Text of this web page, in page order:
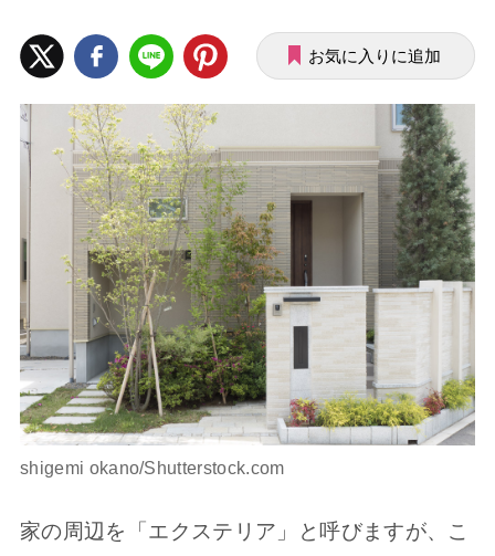
お気に入りに追加
shigemi okano/Shutterstock.com
家の周辺を「エクステリア」と呼びますが、こ